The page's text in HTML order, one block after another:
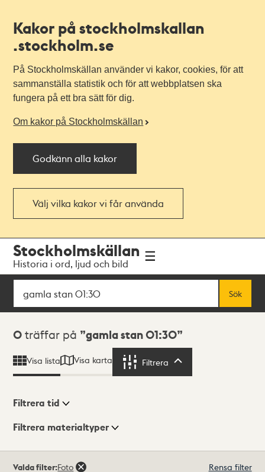
Kakor på stockholmskallan
.stockholm.se
På Stockholmskällan använder vi kakor, cookies, för att
sammanställa statistik och för att webbplatsen ska
fungera på ett bra sätt för dig.
Om kakor på Stockholmskällan
Godkänn alla kakor
Välj vilka kakor vi får använda
navigationen
huvudinnehållet
Stockholmskällan
Historia i ord, ljud och bild
Sök
Sök
Sökresultat
0 träffar på gamla stan 01:30
Visa lista Visa karta Filtrera
Visningsläge
Filtrera tid
Filtrera materialtyper
Valda filter:Foto Rensa filter